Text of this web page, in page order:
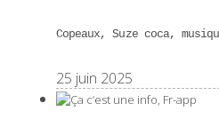
Copeaux, Suze coca,
25 juin 2025